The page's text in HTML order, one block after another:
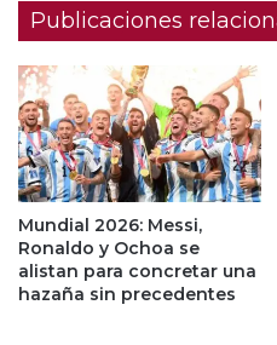
Publicaciones
Mundial 2026: Messi,
Ronaldo y Ochoa se
alistan para concretar una
hazaña sin precedentes